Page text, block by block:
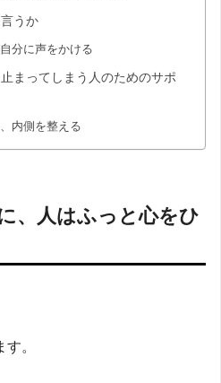
うか
分に声をかける
まってしまう人のためのサポ
内側を整える
、人はふっと心をひ
。